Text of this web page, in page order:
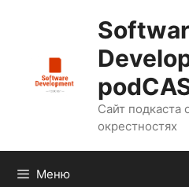
Сайт подкаста
окрестностях
Меню